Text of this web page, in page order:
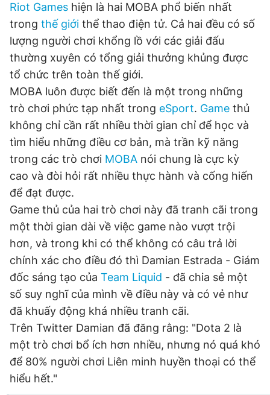
Đọc Thanh Niên trên điện thoại
Theo dõi báo trên
Hotline
0906 645 777
Đặt báo Quảng cáo RSS Tòa soạn Chính sách bảo
Tổng biên tập: Nguyễn Ngọc Toàn
Phó tổng biên tập thường trực: Hải Thành
Phó tổng biên tập: Lâm Hiếu Dũng
Phó tổng biên tập: Trần Việt Hưng
Tổng thư ký tòa soạn: Đức Trung
Giấy phép xuất bản số 110/GP - BTTTT cấp ngày 24.3.2020
© 2003-2026 Bản quyền thuộc về Báo Thanh Niên. Cấm sao
chép dưới mọi hình thức nếu không có sự chấp thuận bằng văn
bản. Phát triển bởi ePi Technologies, JSC.
Riot Games hiện là hai MOBA phổ biến nhất
trong thế giới thể thao điện tử. Cả hai đều có số
lượng người chơi khổng lồ với các giải đấu
thường xuyên có tổng giải thưởng khủng được
tổ chức trên toàn thế giới.
MOBA luôn được biết đến là một trong những
trò chơi phức tạp nhất trong eSport. Game thủ
không chỉ cần rất nhiều thời gian chỉ để học và
tìm hiểu những điều cơ bản, mà trần kỹ năng
trong các trò chơi MOBA nói chung là cực kỳ
cao và đòi hỏi rất nhiều thực hành và cống hiến
để đạt được.
Game thủ của hai trò chơi này đã tranh cãi trong
một thời gian dài về việc game nào vượt trội
hơn, và trong khi có thể không có câu trả lời
chính xác cho điều đó thì Damian Estrada - Giám
đốc sáng tạo của Team Liquid - đã chia sẻ một
số suy nghĩ của mình về điều này và có vẻ như
đã khuấy động khá nhiều tranh cãi.
Trên Twitter Damian đã đăng rằng: "Dota 2 là
một trò chơi bổ ích hơn nhiều, nhưng nó quá khó
để 80% người chơi Liên minh huyền thoại có thể
hiểu hết."